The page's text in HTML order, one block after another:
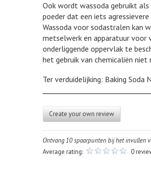
Ook wordt wassoda gebruikt
poeder dat een iets
Wassoda voor sodastralen kan
metselwerk en apparatuur voor
onderliggende oppervlak te
het gebruik van chemicaliën niet
Ter verduidelijking: Baking
Create your own review
Ontvang 10 spaarpunten bij het invullen
Average rating:
0